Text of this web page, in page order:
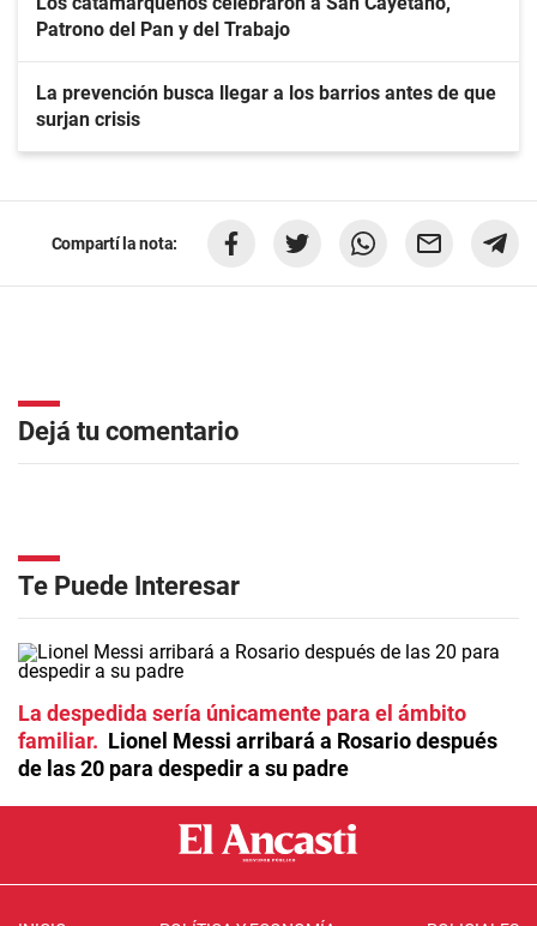
Patrono del Pan y del Trabajo
La prevención busca llegar a los barrios antes de que
surjan crisis
Compartí la nota:
Dejá tu comentario
Te Puede Interesar
La despedida sería únicamente para el ámbito
familiar
Lionel Messi arribará a Rosario después
de las 20 para despedir a su padre